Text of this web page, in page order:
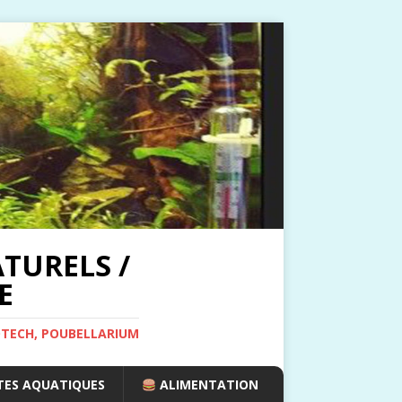
/
POUBELLARIUM
AQUATIQUES ALIMENTATION